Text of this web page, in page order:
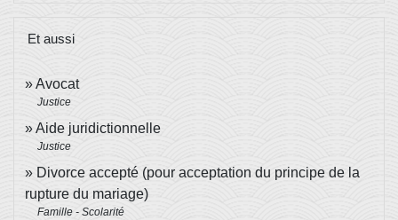
Et aussi
Avocat
Justice
Aide juridictionnelle
Justice
Divorce accepté (pour acceptation du principe de la
rupture du mariage)
Famille - Scolarité